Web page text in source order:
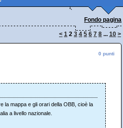
Fondo pagina
< 1 2 3 4 5 6 7 8 ... 10 >
0 punti
la mappa e gli orari della OBB, cioè la
a livello nazionale.